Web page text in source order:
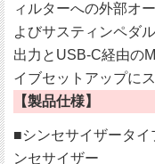
ィルターへの外部オ
よびサスティンペダ
出力とUSB-C経由の
イブセットアップに
【製品仕様】
■シンセサイザータ
ンセサイザー